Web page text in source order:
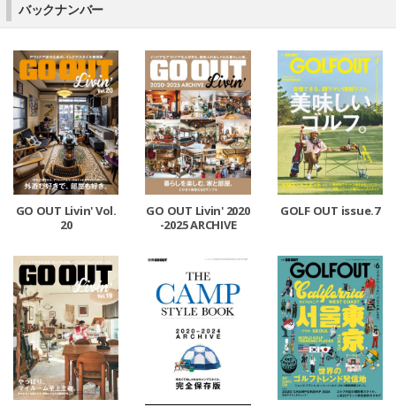
バックナンバー
GO OUT Livin' Vol.
20
GO OUT Livin' 2020
-2025 ARCHIVE
GOLF OUT issue.7